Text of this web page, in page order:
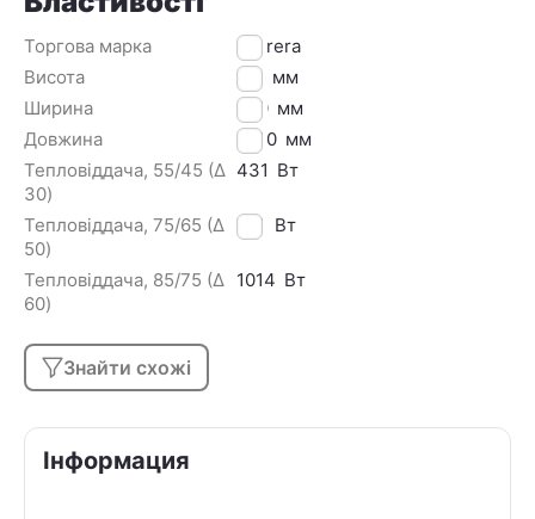
Торгова марка
Carrera
Висота
110 мм
Ширина
200 мм
Довжина
1000 мм
Тепловіддача, 55/45 (Δ
30)
431 Вт
Тепловіддача, 75/65 (Δ
50)
721 Вт
Тепловіддача, 85/75 (Δ
60)
1014 Вт
Знайти схожі
Інформация